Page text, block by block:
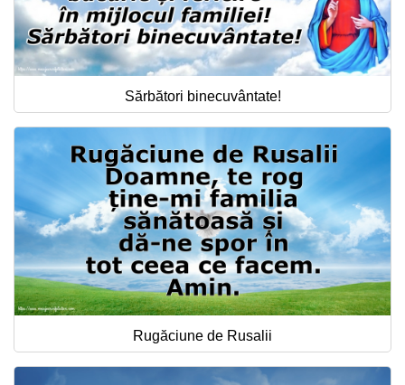
Sărbători binecuvântate!
Rugăciune de Rusalii